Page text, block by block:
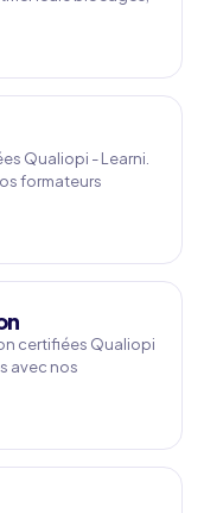
Qualiopi - Learni.
formateurs
certifiées Qualiopi
avec nos